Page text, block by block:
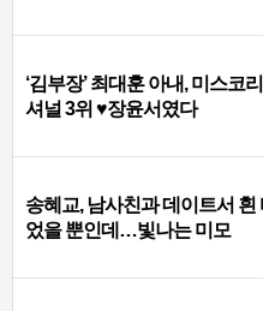
‘김부장’ 최대훈 아내, 미스코
셔널 3위 ♥장윤서였다
송혜교, 남사친과 데이트서 흰
었을 뿐인데…빛나는 미모